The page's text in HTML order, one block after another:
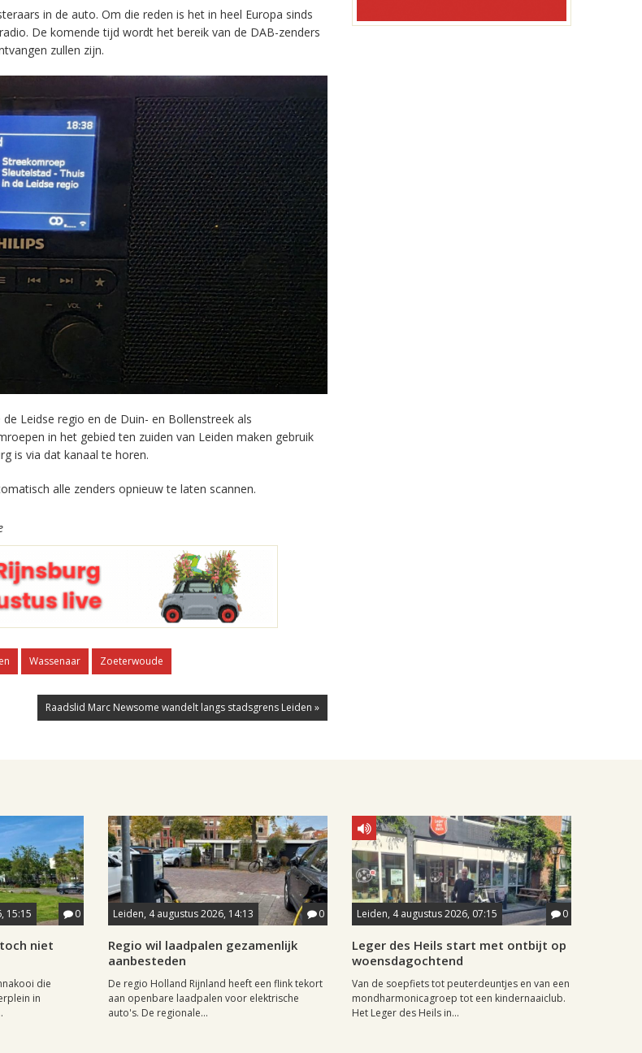
in de auto. Om die reden is het in heel Europa sinds
De komende tijd wordt het bereik van de DAB-zenders
zullen zijn.
Leidse regio en de Duin- en Bollenstreek als
in het gebied ten zuiden van Leiden maken gebruik
is via dat kanaal te horen.
alle zenders opnieuw te laten scannen.
Wassenaar Zoeterwoude
Raadslid Marc Newsome wandelt langs stadsgrens Leiden »
15:15 0
niet
die
in
Leiden, 4 augustus 2026, 14:13 0
Regio wil laadpalen gezamenlijk
aanbesteden
De regio Holland Rijnland heeft een flink tekort
aan openbare laadpalen voor elektrische
auto's. De regionale...
Leiden, 4 augustus 2026, 07:15 0
Leger des Heils start met ontbijt op
woensdagochtend
Van de soepfiets tot peuterdeuntjes en van een
mondharmonicagroep tot een kindernaaiclub.
Het Leger des Heils in...